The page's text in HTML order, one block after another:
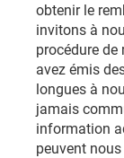
obtenir le
invitons à
procédure de
avez émis
longues à
jamais
information
peuvent